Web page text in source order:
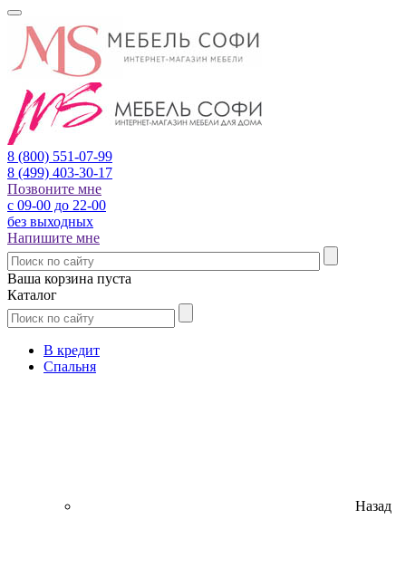
8 (800) 551-07-99
8 (499) 403-30-17
Позвоните мне
с 09-00 до 22-00
без выходных
Напишите мне
Ваша корзина пуста
Каталог
В кредит
Спальня
Назад